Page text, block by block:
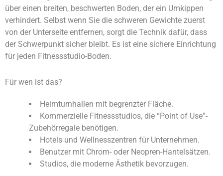
über einen breiten, beschwerten Boden, der ein Umkippen
verhindert. Selbst wenn Sie die schweren Gewichte zuerst
von der Unterseite entfernen, sorgt die Technik dafür, dass
der Schwerpunkt sicher bleibt. Es ist eine sichere Einrichtung
für jeden Fitnessstudio-Boden.
Für wen ist das?
Heimturnhallen mit begrenzter Fläche.
Kommerzielle Fitnessstudios, die “Point of Use”-
Zubehörregale benötigen.
Hotels und Wellnesszentren für Unternehmen.
Benutzer mit Chrom- oder Neopren-Hantelsätzen.
Studios, die moderne Ästhetik bevorzugen.